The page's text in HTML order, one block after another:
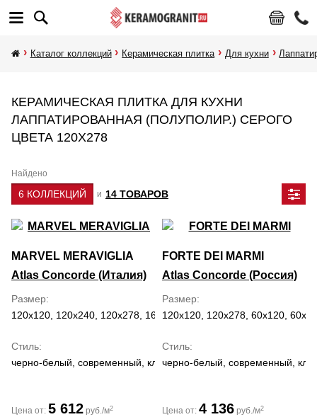
Каталог коллекций Керамическая плитка Для кухни
КЕРАМИЧЕСКАЯ ПЛИТКА ДЛЯ КУХНИ
ЛАППАТИРОВАННАЯ (ПОЛУПОЛИР.) СЕРОГО
ЦВЕТА 120Х278
Найдено
6 КОЛЛЕКЦИЙ и 14 ТОВАРОВ
MARVEL MERAVIGLIA
Atlas Concorde (Италия)
Размер
120x120, 120x240, 120x278, 160x320, 30x60, 59.5x118.2,
Стиль
черно-белый, современный, классический,
Цена от: 5 612 руб./м2
FORTE DEI MARMI
Atlas Concorde (Россия)
Размер
120x120, 120x278, 60x120,
Стиль
черно-белый, современный,
Цена от: 4 136 руб./м2